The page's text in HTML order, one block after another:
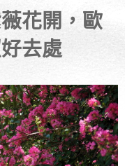
花開，歐
去處